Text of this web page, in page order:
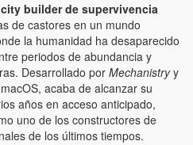
city builder de supervivencia
de castores en un mundo
la humanidad ha desaparecido
periodos de abundancia y
Desarrollado por Mechanistryy
acaba de alcanzar su
años en acceso anticipado,
uno de los constructores de
de los últimos tiempos.